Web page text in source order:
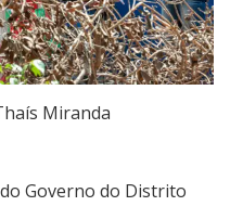
Miranda
Governo do Distrito